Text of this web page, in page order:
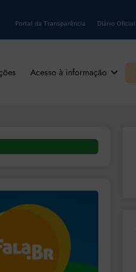
Portal da Transparência Diário Oficial
Acesso à informação